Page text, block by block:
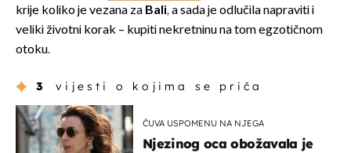
krije koliko je vezana za Bali, a sada je odlučila napraviti i
veliki životni korak – kupiti nekretninu na tom egzotičnom
otoku.
3 vijesti o kojima se priča
ČUVA USPOMENU NA NJEGA
Njezinog oca obožavala je